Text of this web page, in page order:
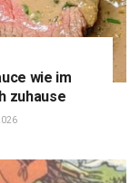
wie im
zuhause